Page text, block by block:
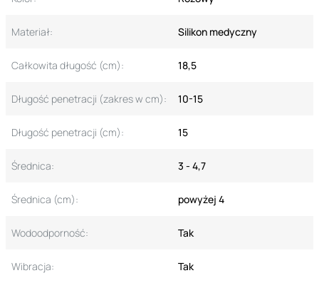
Materiał: Silikon medyczny
Całkowita długość (cm): 18,5
Długość penetracji (zakres w cm): 10-15
Długość penetracji (cm): 15
Średnica: 3 - 4,7
Średnica (cm): powyżej 4
Wodoodporność: Tak
Wibracja: Tak